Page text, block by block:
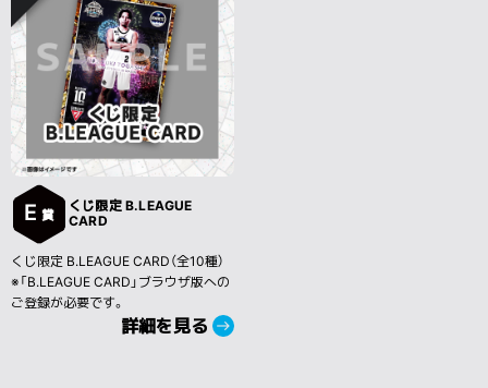
E 賞
くじ限定 B.LEAGUE
CARD
くじ限定 B.LEAGUE CARD（全10種）
※「B.LEAGUE CARD」ブラウザ版への
ご登録が必要です。
詳細を見る